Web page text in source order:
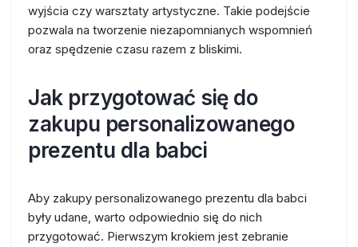
wyjścia czy warsztaty artystyczne. Takie podejście
pozwala na tworzenie niezapomnianych wspomnień
oraz spędzenie czasu razem z bliskimi.
Jak przygotować się do
zakupu personalizowanego
prezentu dla babci
Aby zakupy personalizowanego prezentu dla babci
były udane, warto odpowiednio się do nich
przygotować. Pierwszym krokiem jest zebranie